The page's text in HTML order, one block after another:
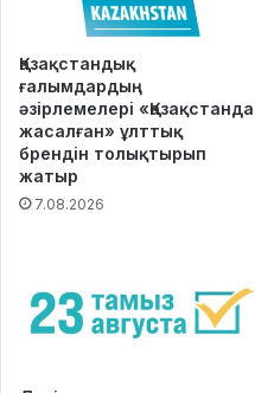
Қазақстандық
ғалымдардың
әзірлемелері «Қазақстанда
жасалған» ұлттық
брендін толықтырып
жатыр
7.08.2026